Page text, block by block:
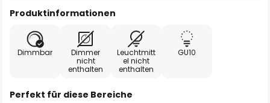
Produktinformationen
Dimmbar
Dimmer
nicht
enthalten
Leuchtmitt
el nicht
enthalten
GU10
Perfekt für diese Bereiche